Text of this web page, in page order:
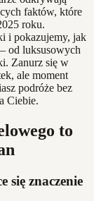
faktów, które
roku.
i pokazujemy, jak
od luksusowych
Zanurz się w
ale moment
podróże bez
Ciebie.
to
się znaczenie